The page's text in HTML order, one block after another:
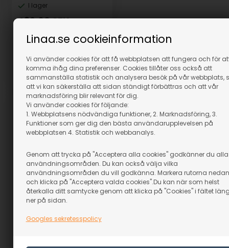
Linaa.se cookieinformation
Vi använder cookies för att få webbplatsen att fungera och för
komma ihåg dina preferenser. Cookies tillåter oss också att
sammanställa statistik och analysera besök på vår webbplats,
att vi kan säkerställa att sidan ständigt förbättras och att vår
marknadsföring blir relevant för dig.
Vi använder cookies för följande:
1. Webbplatsens nödvändiga funktioner, 2. Marknadsföring, 3.
Funktioner som ger dig den bästa användarupplevelsen på
webbplatsen 4. Statistik och webbanalys.
Genom att trycka på "Acceptera alla cookies" godkänner du alla
användningsområden. Du kan också välja vilka
användningsområden du vill godkänna. Markera rutorna nedan
och klicka på "Acceptera valda cookies".Du kan när som helst
återkalla ditt samtycke genom att klicka på "Cookies" i fältet
ner på sidan.
Googles sekretesspolicy
I lager
439,00SEK
Eventuellt leveranskostnader
Artikelnummer: 12863